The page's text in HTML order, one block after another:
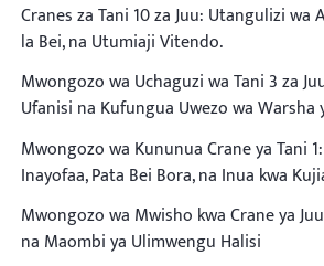
Cranes za Tani 10 za Juu: Utangulizi wa
la Bei, na Utumiaji Vitendo.
Mwongozo wa Uchaguzi wa Tani 3 za
Ufanisi na Kufungua Uwezo wa Warsha
Mwongozo wa Kununua Crane ya Tani
Inayofaa, Pata Bei Bora, na Inua kwa
Mwongozo wa Mwisho kwa Crane ya
na Maombi ya Ulimwengu Halisi